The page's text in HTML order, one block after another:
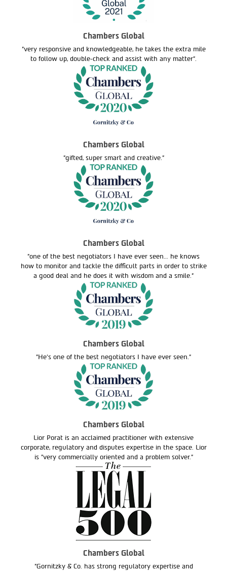
Chambers Global
"very responsive and knowledgeable, he takes the extra mile
to follow up, double-check and assist with any matter".
Chambers Global
"gifted, super smart and creative."
Chambers Global
"one of the best negotiators I have ever seen… he knows
how to monitor and tackle the difficult parts in order to strike
a good deal and he does it with wisdom and a smile."
Chambers Global
"He's one of the best negotiators I have ever seen."
Chambers Global
Lior Porat is an acclaimed practitioner with extensive
corporate, regulatory and disputes expertise in the space. Lior
is "very commercially oriented and a problem solver."
Chambers Global
"Gornitzky & Co. has strong regulatory expertise and